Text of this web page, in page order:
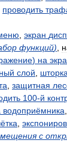
проводить
экран
функций)
) на
слой
шторка
защитная
100-й
водоприёмника
с